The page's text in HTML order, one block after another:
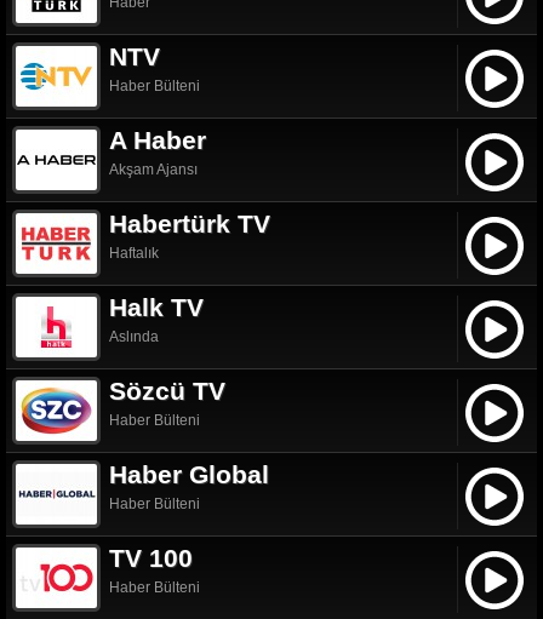
NTV
Haber Bülteni
A Haber
Akşam Ajansı
Habertürk TV
Haftalık
Halk TV
Aslında
Sözcü TV
Haber Bülteni
Haber Global
Haber Bülteni
TV 100
Haber Bülteni